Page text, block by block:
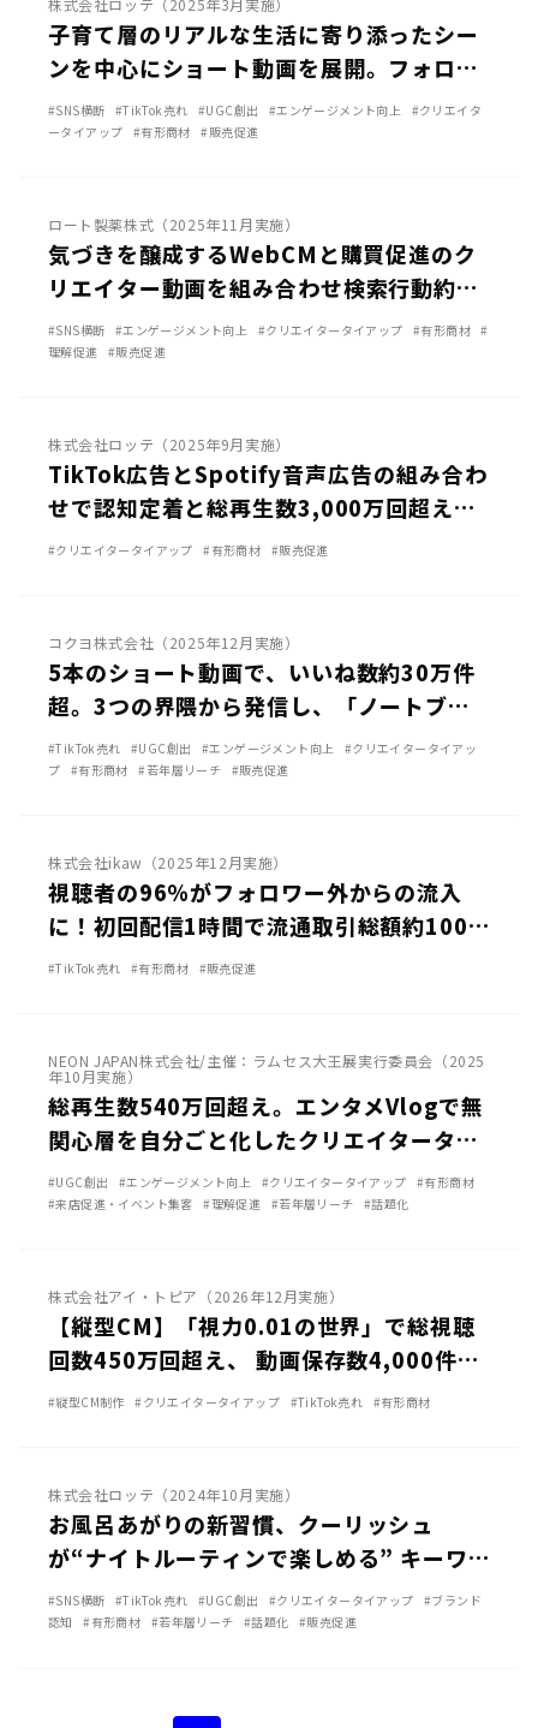
株式会社ロッテ（2025年3月実施）
子育て層のリアルな生活に寄り添ったシー
ンを中心にショート動画を展開。フォロー
外への圧倒的拡散に成功し、総再生数
2,400万回超を記録 ｜ロッテ「クーリッシ
#SNS横断 #TikTok売れ #UGC創出 #エンゲージメント向上 #クリエイタ
ータイアップ #有形商材 #販売促進
ロート製薬株式（2025年11月実施）
気づきを醸成するWebCMと購買促進のク
リエイター動画を組み合わせ検索行動約18
倍を達成｜ロート製薬「デ・オウ」
#SNS横断 #エンゲージメント向上 #クリエイタータイアップ #有形商材 #
理解促進
#販売促進
株式会社ロッテ（2025年9月実施）
TikTok広告とSpotify音声広告の組み合わ
せで認知定着と総再生数3,000万回超えを
達成｜株式会社ロッテ「ACUO」
#クリエイタータイアップ #有形商材 #販売促進
コクヨ株式会社（2025年12月実施）
5本のショート動画で、いいね数約30万件
超。3つの界隈から発信し、「ノートブラ
ンド」から「まなびかたブランド」へ再定
義｜コクヨ「Campus」
#TikTok売れ #UGC創出 #エンゲージメント向上 #クリエイタータイアッ
プ #有形商材 #若年層リーチ #販売促進
株式会社ikaw（2025年12月実施）
視聴者の96％がフォロワー外からの流入
に！初回配信1時間で流通取引総額約100
万円を記録。TikTok Shopのアカウント開
#TikTok売れ #有形商材 #販売促進
NEON JAPAN株式会社/主催：ラムセス大王展実行委員会（2025
年10月実施）
総再生数540万回超え。エンタメVlogで無
関心層を自分ごと化したクリエイタータイ
アップ施策 ｜NEON JAPAN「ACN ラム
セス大王展ファラオたちの黄金」
#UGC創出 #エンゲージメント向上 #クリエイタータイアップ #有形商材
#来店促進・イベント集客
#理解促進 #若年層リーチ #話題化
株式会社アイ・トピア（2026年12月実施）
【縦型CM】「視力0.01の世界」で総視聴
回数450万回超え、 動画保存数4,000件に
到達！｜アイ・トピア「ケロリンお⾵呂メ
#縦型CM制作 #クリエイタータイアップ #TikTok売れ #有形商材
株式会社ロッテ（2024年10月実施）
お風呂あがりの新習慣、クーリッシュ
が“ナイトルーティンで楽しめる” キーワ
ード想起11.3％UPを実現！ ロッテ「クー
リッシュ」ショート動画プロモーション施
#SNS横断 #TikTok売れ #UGC創出 #クリエイタータイアップ
#ブランド
認知
#有形商材 #若年層リーチ #話題化 #販売促進